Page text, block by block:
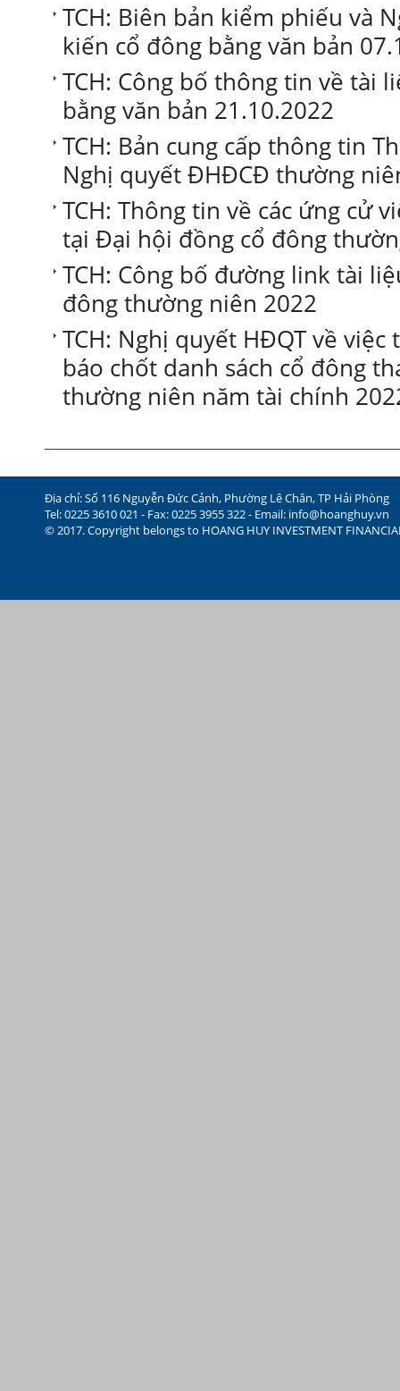
TCH: Biên bản kiểm phiếu và
kiến cổ đông bằng văn bản
TCH: Công bố thông tin về tài
bằng văn bản 21.10.2022
TCH: Bản cung cấp thông tin
Nghị quyết ĐHĐCĐ thường
TCH: Thông tin về các ứng cử
tại Đại hội đồng cổ đông
TCH: Công bố đường link tài
đông thường niên 2022
TCH: Nghị quyết HĐQT về
báo chốt danh sách cổ đông
thường niên năm tài chính
Địa chỉ: Số 116 Nguyễn Đức Cảnh, Phường Lê Chân, TP Hải Phòng
Tel: 0225 3610 021 - Fax: 0225 3955 322 - Email: info@hoanghuy.vn
© 2017. Copyright belongs to HOANG HUY INVESTMENT FINANCIAL